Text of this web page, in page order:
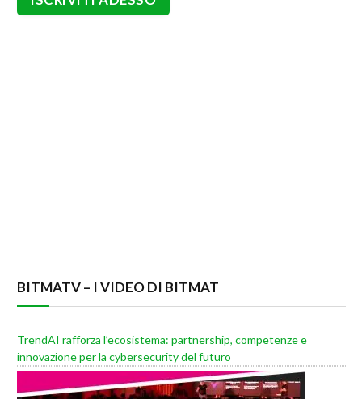
BITMATV – I VIDEO DI BITMAT
TrendAI rafforza l’ecosistema: partnership, competenze e
innovazione per la cybersecurity del futuro